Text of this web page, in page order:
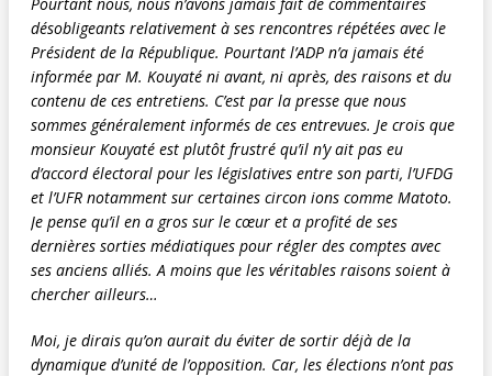
désobligeants relativement à ses rencontres répétées avec le
Président de la République. Pourtant l’ADP n’a jamais été
informée par M. Kouyaté ni avant, ni après, des raisons et du
contenu de ces entretiens. C’est par la presse que nous
sommes généralement informés de ces entrevues. Je crois que
monsieur Kouyaté est plutôt frustré qu’il n’y ait pas eu
d’accord électoral pour les législatives entre son parti, l’UFDG
et l’UFR notamment sur certaines circon ions comme Matoto.
Je pense qu’il en a gros sur le cœur et a profité de ses
dernières sorties médiatiques pour régler des comptes avec
ses anciens alliés. A moins que les véritables raisons soient à
chercher ailleurs…
Moi, je dirais qu’on aurait du éviter de sortir déjà de la
dynamique d’unité de l’opposition. Car, les élections n’ont pas